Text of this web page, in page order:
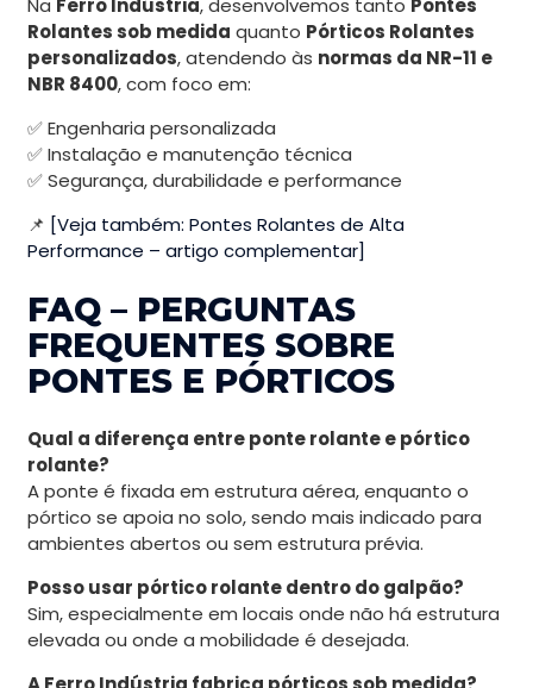
Na Ferro Indústria, desenvolvemos tanto Pontes
Rolantes sob medida quanto Pórticos Rolantes
personalizados, atendendo às normas da NR-11 e
NBR 8400, com foco em:
✅ Engenharia personalizada
✅ Instalação e manutenção técnica
✅ Segurança, durabilidade e performance
📌 [Veja também: Pontes Rolantes de Alta
Performance – artigo complementar]
FAQ – PERGUNTAS
FREQUENTES SOBRE
PONTES E PÓRTICOS
Qual a diferença entre ponte rolante e pórtico
rolante?
A ponte é fixada em estrutura aérea, enquanto o
pórtico se apoia no solo, sendo mais indicado para
ambientes abertos ou sem estrutura prévia.
Posso usar pórtico rolante dentro do galpão?
Sim, especialmente em locais onde não há estrutura
elevada ou onde a mobilidade é desejada.